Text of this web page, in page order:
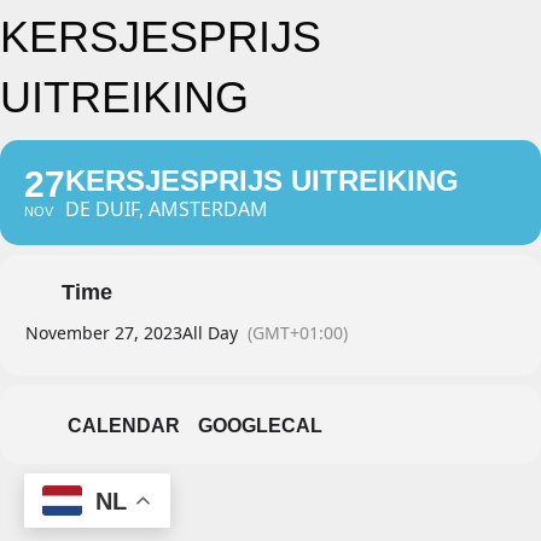
KERSJESPRIJS
UITREIKING
27
NOV
KERSJESPRIJS UITREIKING
DE DUIF, AMSTERDAM
Time
November 27, 2023All Day (GMT+01:00)
CALENDAR GOOGLECAL
NL